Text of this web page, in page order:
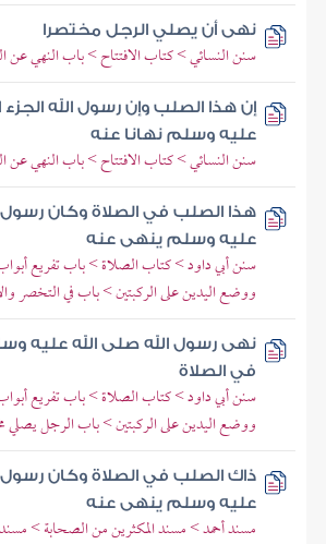
نهى أن يصلي الرجل مختصرا
سنن النسائي > كتاب الافتتاح > باب النهي عن
إن هذا الصلب وإن رسول الله الجزء
عليه وسلم نهانا عنه
سنن النسائي > كتاب الافتتاح > باب النهي عن
هذا الصلب في الصلاة وكان رسول
عليه وسلم ينهى عنه
سنن أبي داود > كتاب الصلاة > باب تفريع
ووضع اليدين على الركبتين > باب في التخصر
نهى رسول الله صلى الله عليه
في الصلاة
سنن أبي داود > كتاب الصلاة > باب تفريع
ووضع اليدين على الركبتين > باب الرجل يصلي
ذاك الصلب في الصلاة وكان رسول
عليه وسلم ينهى عنه
مسند أحمد > مسند المكثرين من الصحابة >